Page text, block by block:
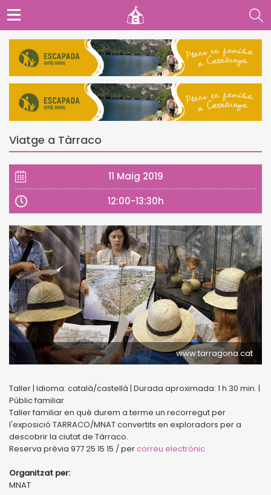
Viatge a Tàrraco
11 Maig 2019
12:00-13:30h
www.tarragona.cat
Taller | Idioma: català/castellà | Durada aproximada: 1 h 30 min. |
Públic familiar
Taller familiar en què durem a terme un recorregut per
l'exposició TARRACO/MNAT convertits en exploradors per a
descobrir la ciutat de Tàrraco.
Reserva prèvia 977 25 15 15 / percorreu electrònic
Organitzat per:
MNAT